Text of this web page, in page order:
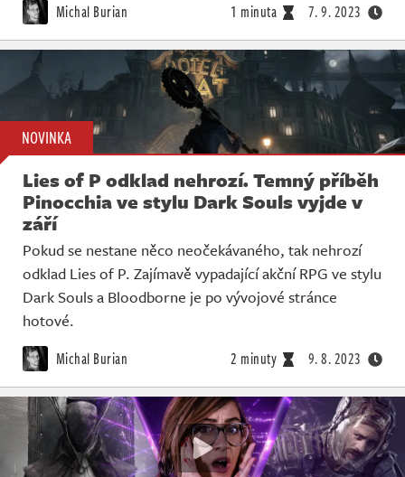
Michal Burian 1 minuta 7. 9. 2023
NOVINKA
Lies of P odklad nehrozí. Temný příběh
Pinocchia ve stylu Dark Souls vyjde v
září
Pokud se nestane něco neočekávaného, tak nehrozí
odklad Lies of P. Zajímavě vypadající akční RPG ve stylu
Dark Souls a Bloodborne je po vývojové stránce
hotové.
Michal Burian 2 minuty 9. 8. 2023